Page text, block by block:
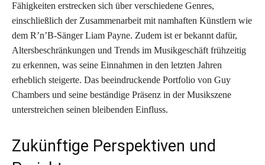
Fähigkeiten erstrecken sich über verschiedene Genres,
einschließlich der Zusammenarbeit mit namhaften Künstlern wie
dem R’n’B-Sänger Liam Payne. Zudem ist er bekannt dafür,
Altersbeschränkungen und Trends im Musikgeschäft frühzeitig
zu erkennen, was seine Einnahmen in den letzten Jahren
erheblich steigerte. Das beeindruckende Portfolio von Guy
Chambers und seine beständige Präsenz in der Musikszene
unterstreichen seinen bleibenden Einfluss.
Zukünftige Perspektiven und